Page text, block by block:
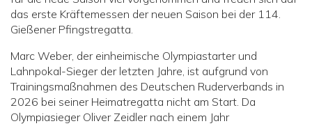
das erste Kräftemessen der neuen Saison bei der 114.
Gießener Pfingstregatta.
Marc Weber, der einheimische Olympiastarter und
Lahnpokal-Sieger der letzten Jahre, ist aufgrund von
Trainingsmaßnahmen des Deutschen Ruderverbands in
2026 bei seiner Heimatregatta nicht am Start. Da
Olympiasieger Oliver Zeidler nach einem Jahr